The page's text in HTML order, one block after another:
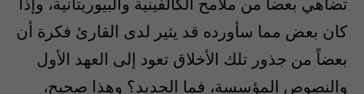
كان بعض مما سأورده قد يثير لدى القارئ فكرة أن
بعضاً من جذور تلك الأخلاق تعود إلى العهد الأول
والنصوص المؤسسة، فما الجديد؟ وهذا صحيح،